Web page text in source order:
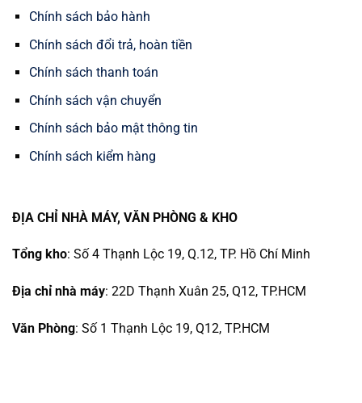
Chính sách bảo hành
Chính sách đổi trả, hoàn tiền
Chính sách thanh toán
Chính sách vận chuyển
Chính sách bảo mật thông tin
Chính sách kiểm hàng
ĐỊA CHỈ NHÀ MÁY, VĂN PHÒNG & KHO
Tổng kho: Số 4 Thạnh Lộc 19, Q.12, TP. Hồ Chí Minh
Địa chỉ nhà máy: 22D Thạnh Xuân 25, Q12, TP.HCM
Văn Phòng: Số 1 Thạnh Lộc 19, Q12, TP.HCM